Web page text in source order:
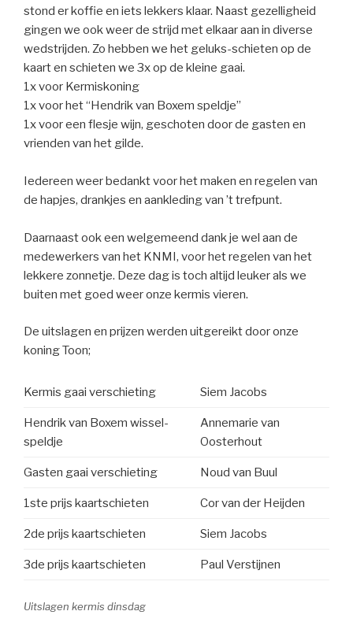
stond er koffie en iets lekkers klaar. Naast gezelligheid
gingen we ook weer de strijd met elkaar aan in diverse
wedstrijden. Zo hebben we het geluks-schieten op de
kaart en schieten we 3x op de kleine gaai.
1x voor Kermiskoning
1x voor het “Hendrik van Boxem speldje”
1x voor een flesje wijn, geschoten door de gasten en
vrienden van het gilde.
Iedereen weer bedankt voor het maken en regelen van
de hapjes, drankjes en aankleding van ’t trefpunt.
Daarnaast ook een welgemeend dank je wel aan de
medewerkers van het KNMI, voor het regelen van het
lekkere zonnetje. Deze dag is toch altijd leuker als we
buiten met goed weer onze kermis vieren.
De uitslagen en prijzen werden uitgereikt door onze
koning Toon;
Kermis gaai verschieting Siem Jacobs
Hendrik van Boxem wissel-
speldje
Annemarie van
Oosterhout
Gasten gaai verschieting Noud van Buul
1ste prijs kaartschieten Cor van der Heijden
2de prijs kaartschieten Siem Jacobs
3de prijs kaartschieten Paul Verstijnen
Uitslagen kermis dinsdag